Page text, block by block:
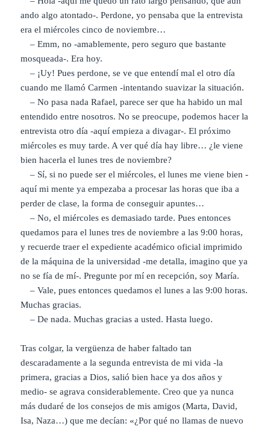
ando algo atontado-. Perdone, yo pensaba que la entrevista
era el miércoles cinco de noviembre…
– Emm, no -amablemente, pero seguro que bastante
mosqueada-. Era hoy.
– ¡Uy! Pues perdone, se ve que entendí mal el otro día
cuando me llamó Carmen -intentando suavizar la situación.
– No pasa nada Rafael, parece ser que ha habido un mal
entendido entre nosotros. No se preocupe, podemos hacer la
entrevista otro día -aquí empieza a divagar-. El próximo
miércoles es muy tarde. A ver qué día hay libre… ¿le viene
bien hacerla el lunes tres de noviembre?
– Sí, si no puede ser el miércoles, el lunes me viene bien -
aquí mi mente ya empezaba a procesar las horas que iba a
perder de clase, la forma de conseguir apuntes…
– No, el miércoles es demasiado tarde. Pues entonces
quedamos para el lunes tres de noviembre a las 9:00 horas,
y recuerde traer el expediente académico oficial imprimido
de la máquina de la universidad -me detalla, imagino que ya
no se fía de mí-. Pregunte por mí en recepción, soy María.
– Vale, pues entonces quedamos el lunes a las 9:00 horas.
Muchas gracias.
– De nada. Muchas gracias a usted. Hasta luego.
Tras colgar, la vergüenza de haber faltado tan
descaradamente a la segunda entrevista de mi vida -la
primera, gracias a Dios, salió bien hace ya dos años y
medio- se agrava considerablemente. Creo que ya nunca
más dudaré de los consejos de mis amigos (Marta, David,
Isa, Naza…) que me decían: «¿Por qué no llamas de nuevo